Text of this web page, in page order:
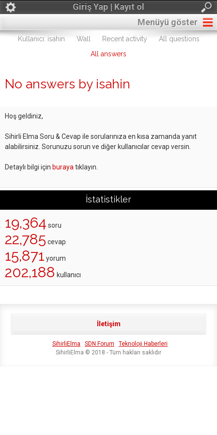
Giriş Yap | Kayıt ol
Menüyü göster
Kullanıcı: isahin Wall Recent activity
All questions
All answers
No answers by isahin
Hoş geldiniz,
Sihirli Elma Soru & Cevap ile sorularınıza en kısa zamanda yanıt
alabilirsiniz. Sorunuzu sorun ve diğer kullanıcılar cevap versin.
Detaylı bilgi için buraya tıklayın.
İstatistikler
19,364 soru
22,785 cevap
15,871 yorum
202,188 kullanıcı
İletişim
SihirliElma SDN Forum
Teknoloji Haberleri
SihirliElma © 2018 - Tüm hakları saklıdır